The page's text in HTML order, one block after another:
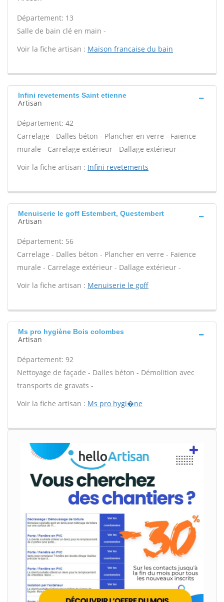
Département: 13
Salle de bain clé en main -
Voir la fiche artisan : Maison francaise du bain
Infini revetements Saint etienne
Artisan
Département: 42
Carrelage - Dalles béton - Plancher en verre - Faïence
murale - Carrelage extérieur - Dallage extérieur -
Voir la fiche artisan : Infini revetements
Menuiserie le goff Estembert, Questembert
Artisan
Département: 56
Carrelage - Dalles béton - Plancher en verre - Faïence
murale - Carrelage extérieur - Dallage extérieur -
Voir la fiche artisan : Menuiserie le goff
Ms pro hygiène Bois colombes
Artisan
Département: 92
Nettoyage de façade - Dalles béton - Démolition avec
transports de gravats -
Voir la fiche artisan : Ms pro hygi�ne